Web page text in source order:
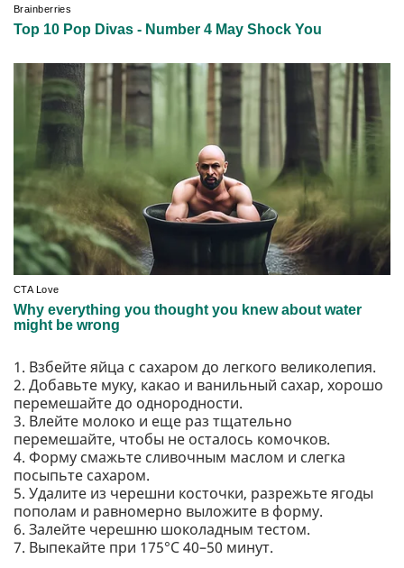
1. Взбейте яйца с сахаром до легкого великолепия.
2. Добавьте муку, какао и ванильный сахар, хорошо
перемешайте до однородности.
3. Влейте молоко и еще раз тщательно
перемешайте, чтобы не осталось комочков.
4. Форму смажьте сливочным маслом и слегка
посыпьте сахаром.
5. Удалите из черешни косточки, разрежьте ягоды
пополам и равномерно выложите в форму.
6. Залейте черешню шоколадным тестом.
7. Выпекайте при 175°C 40–50 минут.